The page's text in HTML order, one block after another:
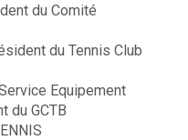
du Comité
du Tennis Club
Equipement
du GCTB